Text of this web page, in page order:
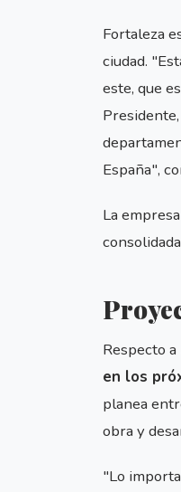
Fortaleza
ciudad.
este, que
España",
La
Respecto
en los
planea
obra y
"Lo